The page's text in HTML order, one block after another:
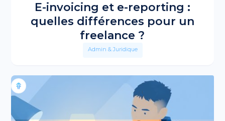
E-invoicing et e-reporting :
quelles différences pour un
freelance ?
Admin & Juridique